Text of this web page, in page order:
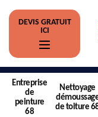
DEVIS GRATUIT
ICI
Entreprise
de
peinture
68
Nettoyage
de toiture